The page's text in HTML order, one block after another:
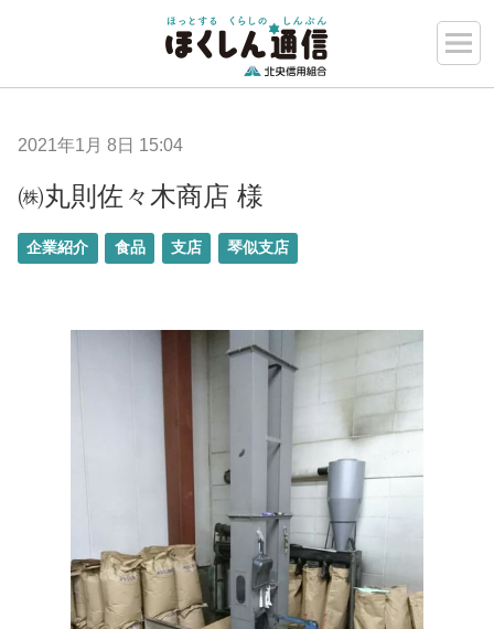
2021年1月 8日 15:04
㈱丸則佐々木商店 様
企業紹介 食品 支店 琴似支店